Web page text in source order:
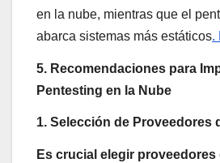
en la nube, mientras que el
abarca sistemas más estáticos.
5. Recomendaciones para
Pentesting en la Nube
1. Selección de Proveedores
Es crucial elegir